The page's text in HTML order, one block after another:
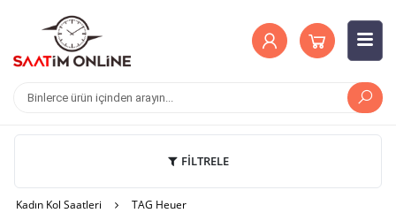
FİLTRELE
Kadın Kol Saatleri TAG Heuer